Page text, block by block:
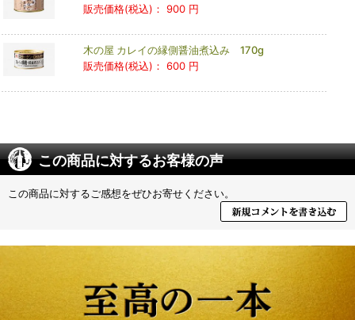
販売価格(税込)： 900 円
木の屋 カレイの縁側醤油煮込み 170g
販売価格(税込)： 600 円
この商品に対するお客様の声
この商品に対するご感想をぜひお寄せください。